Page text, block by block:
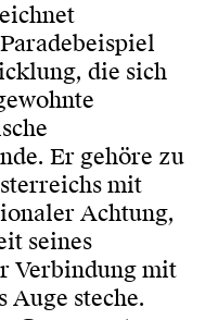
die sich
Er gehöre zu
mit
Achtung,
seines
Verbindung mit
Auge steche.